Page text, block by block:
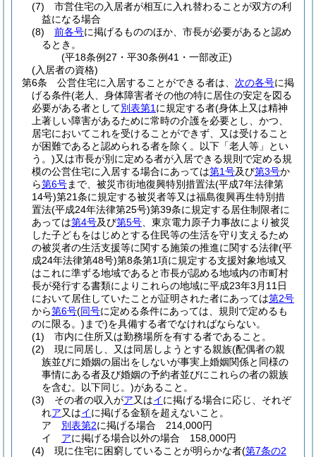
(7)
市営住宅の入居者が相互に入れ替わることが双方の利
益になる場合
(8)
前各号に掲げるもののほか、市長が必要があると認め
るとき。
(平18条例27・平30条例41・一部改正)
(入居者の資格)
第6条
公営住宅に入居することができる者は、 次の各号に掲
げる条件(老人、身体障害者その他の特に居住の安定を図る
必要がある者として別表第1 に規定する者(身体上又は精神
上著しい障害があるために常時の介護を必要とし、かつ、
居宅においてこれを受けることができず、又は受けること
が困難であると認められる者を除く。以下「老人等」とい
う。)又は市長が別に定める者が入居できる規則で定める規
模の公営住宅に入居する場合にあっては第1号及び第3号か
ら第6号まで、被災市街地復興特別措置法(平成7年法律第
14号)第21条に規定する被災者等又は福島復興再生特別措
置法(平成24年法律第25号)第39条に規定する居住制限者に
あっては第4号及び第5号 、東京電力原子力事故により被災
した子どもをはじめとする住民等の生活を守り支えるため
の被災者の生活支援等に関する施策の推進に関する法律(平
成24年法律第48号)第8条第1項に規定する支援対象地域又
はこれに準ずる地域であると市長が認める地域内の市町村
長が発行する書類によりこれらの地域に平成23年3月11日
において居住していたことが証明された者にあっては第2号
から第6号(同号に定める条件にあっては、規則で定めるも
のに限る。) まで)を具備する者でなければならない。
(1)
市内に住所又は勤務場所を有する者であること。
(2)
現に同居し、又は同居しようとする親族(配偶者の親
族並びに婚姻の届出をしないが事実上婚姻関係と同様の
事情にある者及び婚姻の予約者並びにこれらの者の親族
を含む。以下同じ。)があること。
(3)
その者の収入がア又はイに掲げる場合に応じ、それぞ
れア又はイに掲げる金額を超えないこと。
ア
別表第2に掲げる場合 214,000円
イ
アに掲げる場合以外の場合 158,000円
(4)
現に住宅に困窮していることが明らかな者(第7条の2